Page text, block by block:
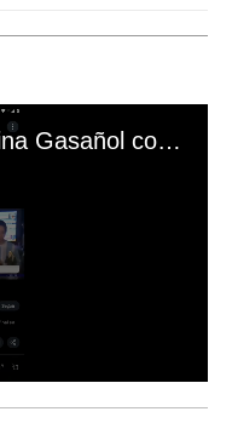
El mal momento de Yanina Gasañol con un hincha argentino en "Subrayado"